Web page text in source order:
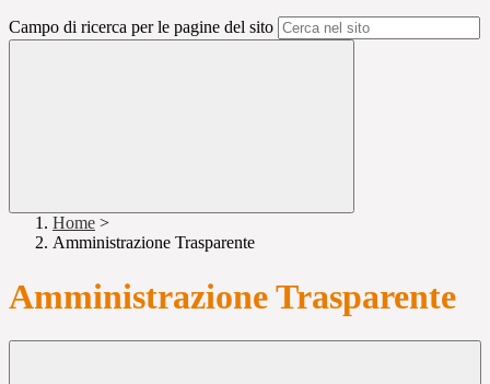
Campo di ricerca per le pagine del sito
Home >
Amministrazione Trasparente
Amministrazione Trasparente